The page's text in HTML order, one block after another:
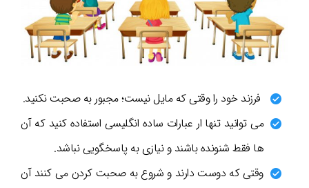
فرزند خود را وقتی که مایل نیست؛ مجبور به صحبت نکنید.
می توانید تنها ار عبارات ساده انگلیسی استفاده کنید که آن
ها فقط شنونده باشند و نیازی به پاسخگویی نباشد.
وقتی که دوست دارند و شروع به صحبت کردن می کنند آن